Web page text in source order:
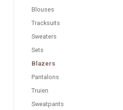
Blouses
Tracksuits
Sweaters
Sets
Blazers
Pantalons
Truien
Sweatpants